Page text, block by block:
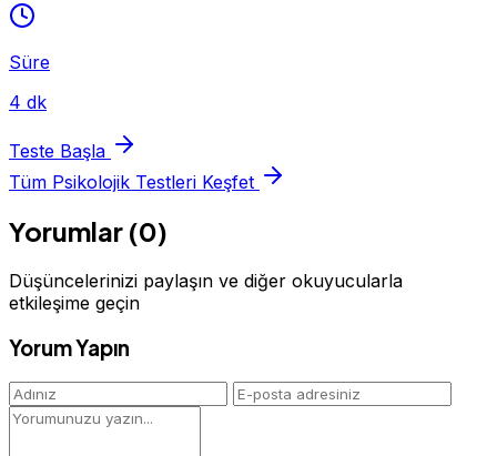
Süre
4 dk
Teste Başla
Tüm Psikolojik Testleri Keşfet
Yorumlar (0)
Düşüncelerinizi paylaşın ve diğer okuyucularla
etkileşime geçin
Yorum Yapın